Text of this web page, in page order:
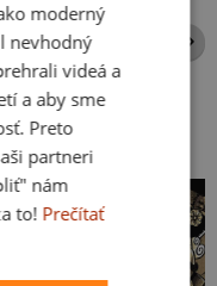
moderný
nevhodný
videá a
a aby sme
Preto
partneri
nám
to! Prečítať